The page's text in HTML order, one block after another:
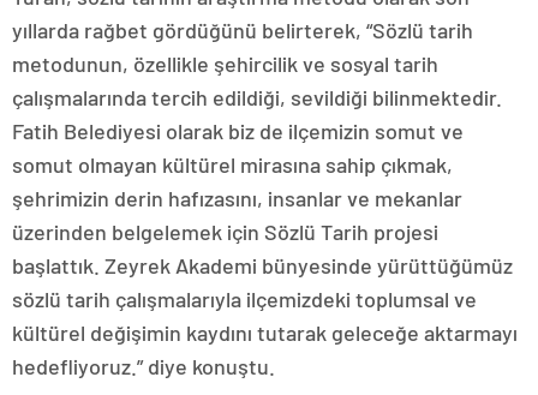
yıllarda rağbet gördüğünü belirterek, “Sözlü tarih
metodunun, özellikle şehircilik ve sosyal tarih
çalışmalarında tercih edildiği, sevildiği bilinmektedir.
Fatih Belediyesi olarak biz de ilçemizin somut ve
somut olmayan kültürel mirasına sahip çıkmak,
şehrimizin derin hafızasını, insanlar ve mekanlar
üzerinden belgelemek için Sözlü Tarih projesi
başlattık. Zeyrek Akademi bünyesinde yürüttüğümüz
sözlü tarih çalışmalarıyla ilçemizdeki toplumsal ve
kültürel değişimin kaydını tutarak geleceğe aktarmayı
hedefliyoruz.” diye konuştu.